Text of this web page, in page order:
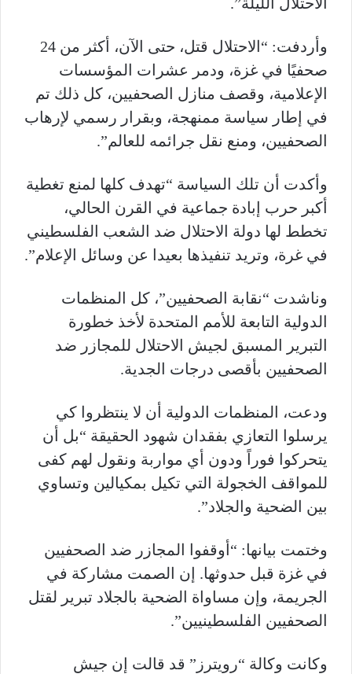
وأردفت: “الاحتلال قتل، حتى الآن، أكثر من 24
صحفيًا في غزة، ودمر عشرات المؤسسات
الإعلامية، وقصف منازل الصحفيين، كل ذلك تم
في إطار سياسة ممنهجة، وبقرار رسمي لإرهاب
الصحفيين، ومنع نقل جرائمه للعالم”.
وأكدت أن تلك السياسة “تهدف كلها لمنع تغطية
أكبر حرب إبادة جماعية في القرن الحالي،
تخطط لها دولة الاحتلال ضد الشعب الفلسطيني
في غرة، وتريد تنفيذها بعيدا عن وسائل الإعلام”.
وناشدت “نقابة الصحفيين”، كل المنظمات
الدولية التابعة للأمم المتحدة لأخذ خطورة
التبرير المسبق لجيش الاحتلال للمجازر ضد
الصحفيين بأقصى درجات الجدية.
ودعت، المنظمات الدولية أن لا ينتظروا كي
يرسلوا التعازي بفقدان شهود الحقيقة “بل أن
يتحركوا فوراً ودون أي مواربة ونقول لهم كفى
للمواقف الخجولة التي تكيل بمكيالين وتساوي
بين الضحية والجلاد”.
وختمت بيانها: “أوقفوا المجازر ضد الصحفيين
في غزة قبل حدوثها. إن الصمت مشاركة في
الجريمة، وإن مساواة الضحية بالجلاد تبرير لقتل
الصحفيين الفلسطينيين”.
وكانت وكالة “رويترز” قد قالت إن جيش